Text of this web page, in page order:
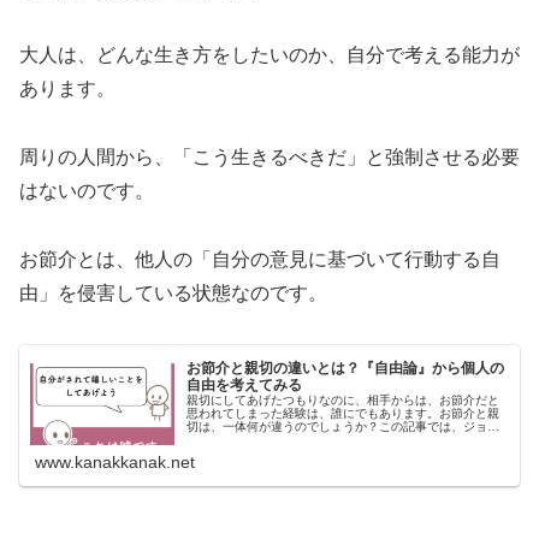
大人は、どんな生き方をしたいのか、自分で考える能力が
あります。
周りの人間から、「こう生きるべきだ」と強制させる必要
はないのです。
お節介とは、他人の「自分の意見に基づいて行動する自
由」を侵害している状態なのです。
お節介と親切の違いとは？『自由論』から個人の
自由を考えてみる
親切にしてあげたつもりなのに、相手からは、お節介だと
思われてしまった経験は、誰にでもあります。お節介と親
切は、一体何が違うのでしょうか？この記事では、ジョ
www.kanakkanak.net